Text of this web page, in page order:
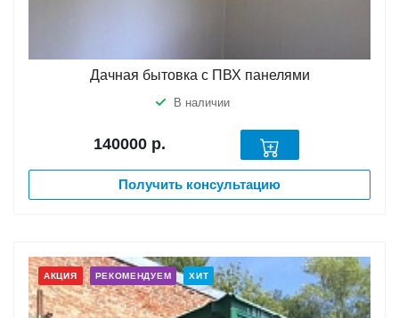
Дачная бытовка с ПВХ панелями
В наличии
140000 р.
Получить консультацию
АКЦИЯ РЕКОМЕНДУЕМ ХИТ